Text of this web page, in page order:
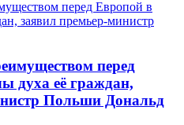
перед
духа её граждан,
Польши Дональд